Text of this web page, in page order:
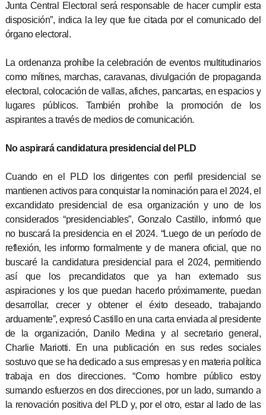
Junta Central Electoral será responsable de hacer cumplir esta
disposición”, indica la ley que fue citada por el comunicado del
órgano electoral.
La ordenanza prohíbe la celebración de eventos multitudinarios
como mítines, marchas, caravanas, divulgación de propaganda
electoral, colocación de vallas, afiches, pancartas, en espacios y
lugares públicos. También prohíbe la promoción de los
aspirantes a través de medios de comunicación.
No aspirará candidatura presidencial del PLD
Cuando en el PLD los dirigentes con perfil presidencial se
mantienen activos para conquistar la nominación para el 2024, el
excandidato presidencial de esa organización y uno de los
considerados “presidenciables”, Gonzalo Castillo, informó que
no buscará la presidencia en el 2024. “Luego de un período de
reflexión, les informo formalmente y de manera oficial, que no
buscaré la candidatura presidencial para el 2024, permitiendo
así que los precandidatos que ya han externado sus
aspiraciones y los que puedan hacerlo próximamente, puedan
desarrollar, crecer y obtener el éxito deseado, trabajando
arduamente”, expresó Castillo en una carta enviada al presidente
de la organización, Danilo Medina y al secretario general,
Charlie Mariotti. En una publicación en sus redes sociales
sostuvo que se ha dedicado a sus empresas y en materia política
trabaja en dos direcciones. “Como hombre público estoy
sumando esfuerzos en dos direcciones, por un lado, sumando a
la renovación positiva del PLD y, por el otro, estar al lado de las